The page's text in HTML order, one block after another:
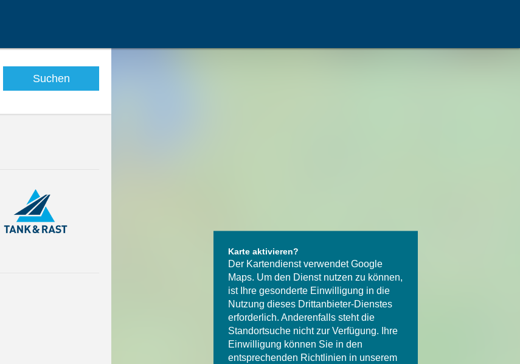
Suchen
Karte aktivieren?
Der Kartendienst verwendet Google
Maps. Um den Dienst nutzen zu können,
ist Ihre gesonderte Einwilligung in die
Nutzung dieses Drittanbieter-Dienstes
erforderlich. Anderenfalls steht die
Standortsuche nicht zur Verfügung. Ihre
Einwilligung können Sie in den
entsprechenden Richtlinien in unserem